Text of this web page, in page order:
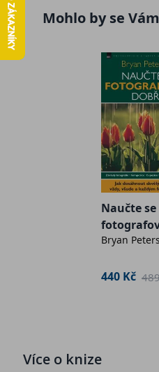
základních pojmů.
S tímto průvodcem pro
Mohlo by se
Naučte se
dobře -
Bryan
440 Kč
Více o knize